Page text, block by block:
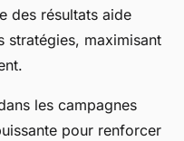
des résultats aide
stratégies, maximisant
les campagnes
pour renforcer